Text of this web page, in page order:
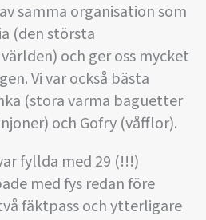
samma organisation som
(den största
och ger oss mycket
Vi var också bästa
(stora varma baguetter
och Gofry (våfflor).
fyllda med 29 (!!!)
med fys redan före
fäktpass och ytterligare